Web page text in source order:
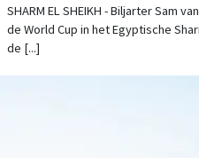
SHARM EL SHEIKH - Biljarter Sam
de World Cup in het Egyptische
de [...]